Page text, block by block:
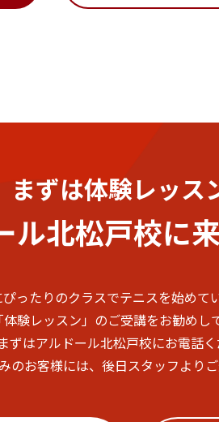
まずは体験レッス
ル北松戸校に
ったりのクラスでテニスを始めて
「体験レッスン」のご受講をお勧めし
まずはアルドール北松戸校にお電話
のお客様には、後日スタッフより